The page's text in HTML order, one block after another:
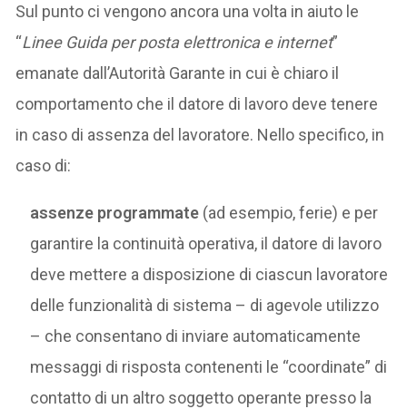
Sul punto ci vengono ancora una volta in aiuto le
“Linee Guida per posta elettronica e internet”
emanate dall’Autorità Garante in cui è chiaro il
comportamento che il datore di lavoro deve tenere
in caso di assenza del lavoratore. Nello specifico, in
caso di:
assenze programmate (ad esempio, ferie) e per
garantire la continuità operativa, il datore di lavoro
deve mettere a disposizione di ciascun lavoratore
delle funzionalità di sistema – di agevole utilizzo
– che consentano di inviare automaticamente
messaggi di risposta contenenti le “coordinate” di
contatto di un altro soggetto operante presso la